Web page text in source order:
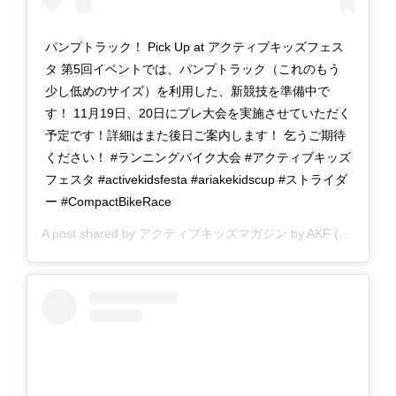
パンプトラック！ Pick Up at アクティブキッズフェス
タ 第5回イベントでは、パンプトラック（これのもう
少し低めのサイズ）を利用した、新競技を準備中で
す！ 11月19日、20日にプレ大会を実施させていただく
予定です！詳細はまた後日ご案内します！ 乞うご期待
ください！ #ランニングバイク大会 #アクティブキッズ
フェスタ #activekidsfesta #ariakekidscup #ストライダ
ー #CompactBikeRace
A post shared by アクティブキッズマガジン by AKF (@activekidsfesta) on